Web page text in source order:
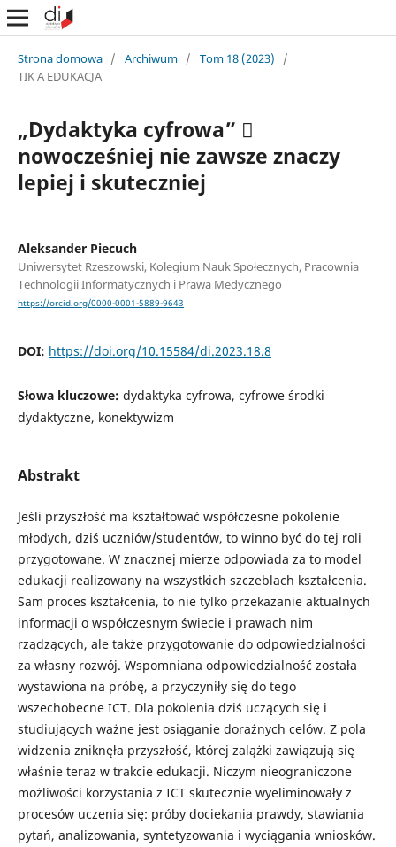
Strona domowa / Archiwum / Tom 18 (2023)
/
TIK A EDUKACJA
„Dydaktyka cyfrowa” 
nowocześniej nie zawsze znaczy
lepiej i skuteczniej
Aleksander Piecuch
Uniwersytet Rzeszowski, Kolegium Nauk Społecznych, Pracownia
Technologii Informatycznych i Prawa Medycznego
https://orcid.org/0000-0001-5889-9643
DOI: https://doi.org/10.15584/di.2023.18.8
Słowa kluczowe: dydaktyka cyfrowa, cyfrowe środki
dydaktyczne, konektywizm
Abstrakt
Jeśli przyszłość ma kształtować współczesne pokolenie
młodych, dziś uczniów/studentów, to winno być do tej roli
przygotowane. W znacznej mierze odpowiada za to model
edukacji realizowany na wszystkich szczeblach kształcenia.
Sam proces kształcenia, to nie tylko przekazanie aktualnych
informacji o współczesnym świecie i prawach nim
rządzących, ale także przygotowanie do odpowiedzialności
za własny rozwój. Wspomniana odpowiedzialność została
wystawiona na próbę, a przyczyniły się do tego
wszechobecne ICT. Dla pokolenia dziś uczących się i
studiujących ważne jest osiąganie doraźnych celów. Z pola
widzenia zniknęła przyszłość, której zalążki zawiązują się
właśnie teraz w trakcie edukacji. Niczym nieograniczone
możliwości korzystania z ICT skutecznie wyeliminowały z
procesów uczenia się: próby dociekania prawdy, stawiania
pytań, analizowania, syntetyzowania i wyciągania wniosków.